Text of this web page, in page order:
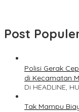
Post
Polisi Gerak
di Kecamatan
Di HEADLINE,
Tak Mampu